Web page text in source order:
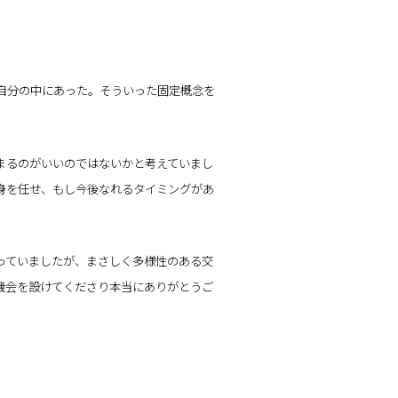
分の中にあった。そういった固定概念を
のがいいのではないかと考えていまし
任せ、もし今後なれるタイミングがあ
いましたが、まさしく多様性のある交
を設けてくださり本当にありがとうご